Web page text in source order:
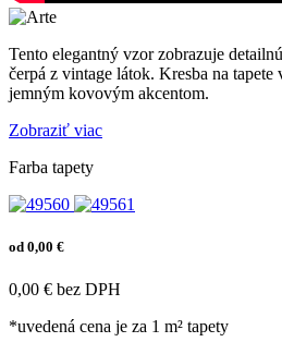
Tento elegantný vzor zobrazuje
čerpá z vintage látok. Kresba na
jemným kovovým akcentom.
Zobraziť viac
Farba tapety
od 0,00 €
0,00 € bez DPH
*uvedená cena je za 1 m² tapety